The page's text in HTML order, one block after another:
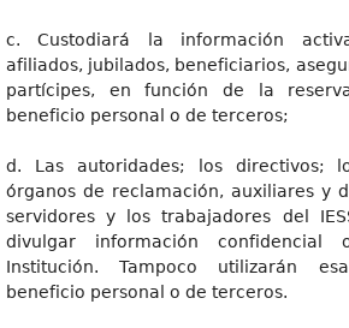
c. Custodiará la información
afiliados, jubilados, beneficiarios,
partícipes, en función de la
beneficio personal o de terceros;
d. Las autoridades; los directivos;
órganos de reclamación, auxiliares y
servidores y los trabajadores del
divulgar información
Institución. Tampoco utilizarán
beneficio personal o de terceros.